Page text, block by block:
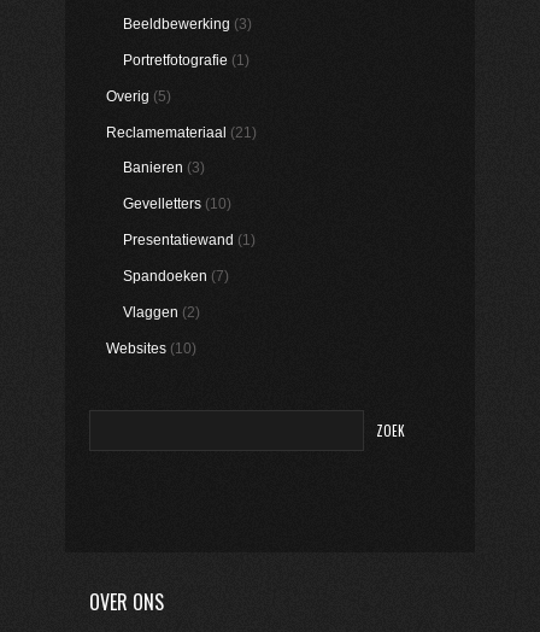
Beeldbewerking (3)
Portretfotografie (1)
Overig (5)
Reclamemateriaal (21)
Banieren (3)
Gevelletters (10)
Presentatiewand (1)
Spandoeken (7)
Vlaggen (2)
Websites (10)
OVER ONS